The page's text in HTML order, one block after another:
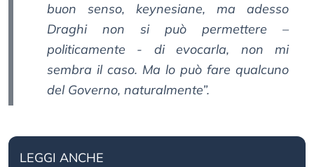
buon senso, keynesiane, ma adesso
Draghi non si può permettere –
politicamente - di evocarla, non mi
sembra il caso. Ma lo può fare qualcuno
del Governo, naturalmente”.
LEGGI ANCHE